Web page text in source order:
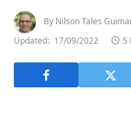
By Nilson Tales
Updated: 17/09/2022 5